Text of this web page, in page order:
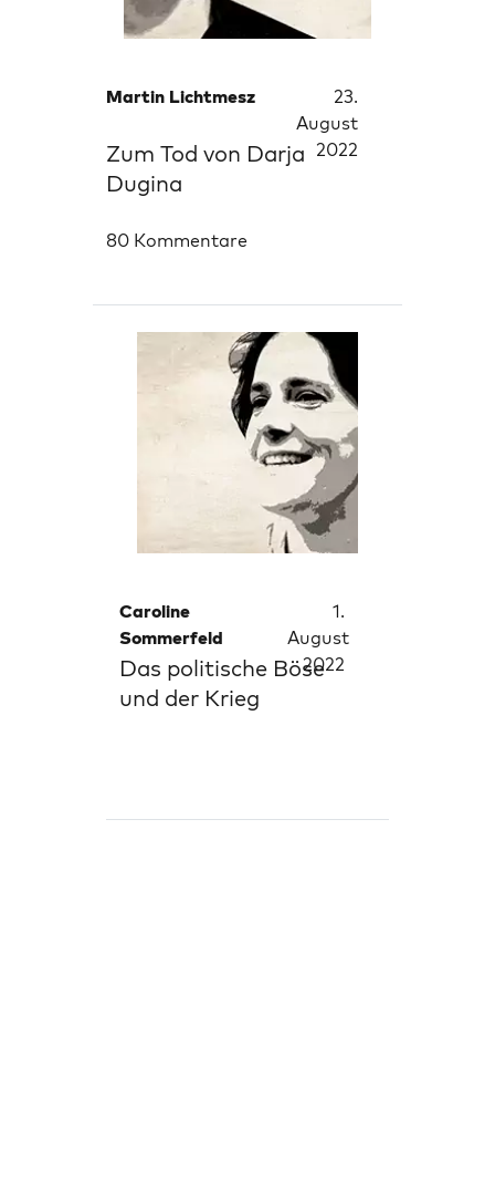
Martin Lichtmesz
23.
August
2022
Zum Tod von Darja
Dugina
80 Kommentare
Caroline
Sommerfeld
1.
August
2022
Das politische Böse
und der Krieg